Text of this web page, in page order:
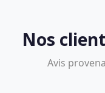
Nos
Avis